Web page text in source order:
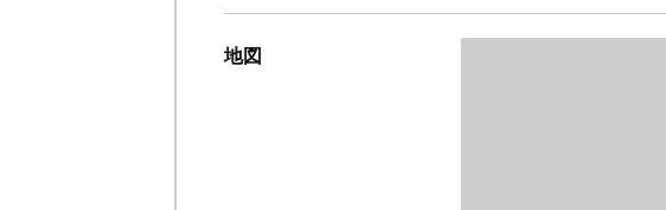
地図